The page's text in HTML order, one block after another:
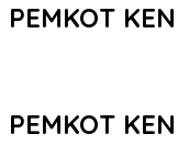
PEMKOT
PEMKOT